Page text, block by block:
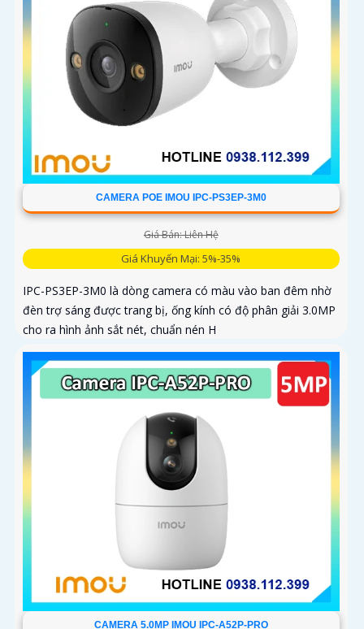
CAMERA POE IMOU IPC-PS3EP-3M0
Giá Bán: Liên Hệ
Giá Khuyến Mại: 5%-35%
IPC-PS3EP-3M0 là dòng camera có màu vào ban đêm nhờ
đèn trợ sáng được trang bị, ống kính có độ phân giải 3.0MP
cho ra hình ảnh sắt nét, chuẩn nén H
CAMERA 5.0MP IMOU IPC-A52P-PRO